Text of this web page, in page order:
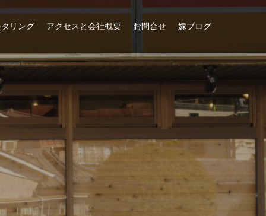
リング アクセスと会社概要 お問合せ 嫁ブログ